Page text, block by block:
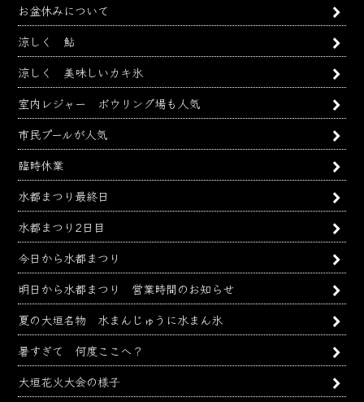
イ
ブ
お盆休みについて
涼しく 鮎
涼しく 美味しいカキ氷
室内レジャー ボウリング場も人気
市民プールが人気
臨時休業
水都まつり最終日
水都まつり2日目
今日から水都まつり
明日から水都まつり 営業時間のお知らせ
夏の大垣名物 水まんじゅうに水まん氷
暑すぎて 何度ここへ？
大垣花火大会の様子